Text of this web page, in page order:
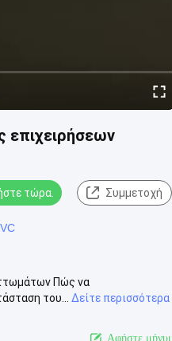
επιχειρήσεων
τώρα. Συμμετοχή
Πώς να
του...
Δείτε περισσότερα
Αφήστε